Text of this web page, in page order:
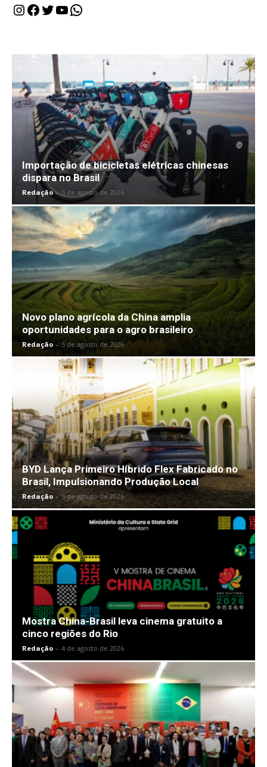
Instagram
Facebook
Twitter
Youtube
WhatsApp
Importação de bicicletas elétricas chinesas
dispara no Brasil
Redação - 5 de agosto de 2026
Novo plano agrícola da China amplia
oportunidades para o agro brasileiro
Redação - 5 de agosto de 2026
BYD Lança Primeiro Híbrido Flex Fabricado no
Brasil, Impulsionando Produção Local
Redação - 5 de agosto de 2026
Mostra China-Brasil leva cinema gratuito a
cinco regiões do Rio
Redação - 4 de agosto de 2026